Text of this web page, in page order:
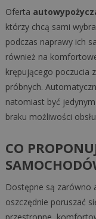
Oferta
którzy chcą sami
podczas naprawy ich
również na
krępującego poczucia
próbnych.
natomiast być
braku możliwości
CO
Dostępne są zarówno
oszczędnie poruszać
przestronne,